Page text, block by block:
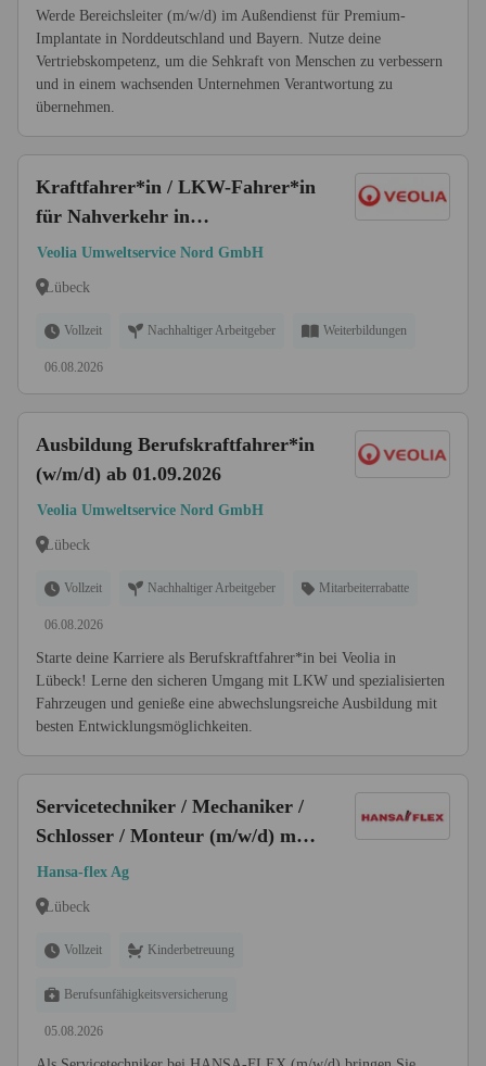
Werde Bereichsleiter (m/w/d) im Außendienst für Premium-
Implantate in Norddeutschland und Bayern. Nutze deine
Vertriebskompetenz, um die Sehkraft von Menschen zu verbessern
und in einem wachsenden Unternehmen Verantwortung zu
übernehmen.
Kraftfahrer*in / LKW-Fahrer*in
für Nahverkehr in
Entsorgungsbetrieb (w/m/d)
Veolia Umweltservice Nord GmbH
Lübeck
Vollzeit Nachhaltiger Arbeitgeber Weiterbildungen
06.08.2026
Ausbildung Berufskraftfahrer*in
(w/m/d) ab 01.09.2026
Veolia Umweltservice Nord GmbH
Lübeck
Vollzeit Nachhaltiger Arbeitgeber Mitarbeiterrabatte
06.08.2026
Starte deine Karriere als Berufskraftfahrer*in bei Veolia in
Lübeck! Lerne den sicheren Umgang mit LKW und spezialisierten
Fahrzeugen und genieße eine abwechslungsreiche Ausbildung mit
besten Entwicklungsmöglichkeiten.
Servicetechniker / Mechaniker /
Schlosser / Monteur (m/w/d) mit
eigener mobiler Werkstatt
Hansa-flex Ag
Lübeck
Vollzeit Kinderbetreuung
Berufsunfähigkeitsversicherung
05.08.2026